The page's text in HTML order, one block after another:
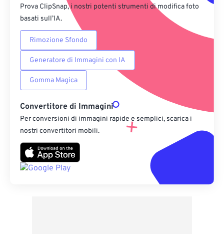
Prova ClipSnap, i nostri potenti strumenti di modifica foto
basati sull’IA.
Rimozione Sfondo
Generatore di Immagini con IA
Gomma Magica
Convertitore di Immagini
Per conversioni di immagini rapide e semplici, scarica i
nostri convertitori mobili.